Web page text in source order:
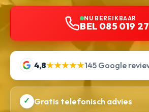
NU BEREIKBAAR
BEL 085 019
4,8★★★★★145 Google
✓ Gratis telefonisch advies